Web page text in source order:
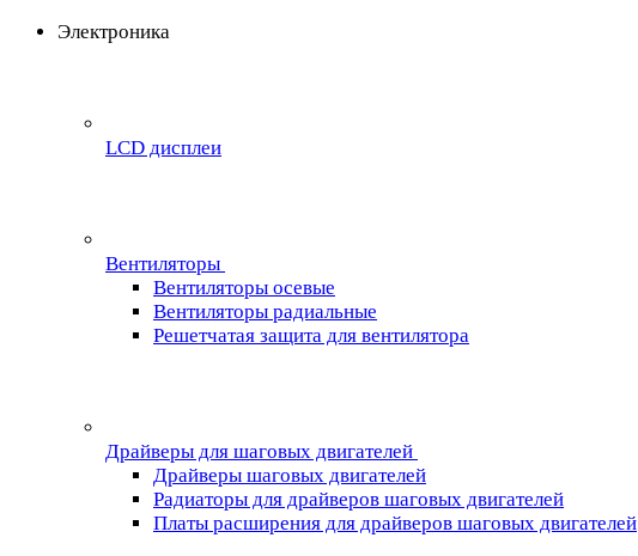
Электроника
LCD дисплеи
Вентиляторы
Вентиляторы осевые
Вентиляторы радиальные
Решетчатая защита для вентилятора
Драйверы для шаговых двигателей
Драйверы шаговых двигателей
Радиаторы для драйверов шаговых двигателей
Платы расширения для драйверов шаговых двигателей